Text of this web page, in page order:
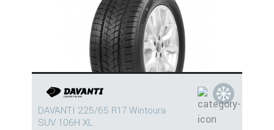
DAVANTI 225/65 R17 Wintoura
SUV 106H XL